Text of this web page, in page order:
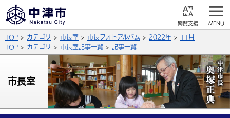
支
背景色
青 白
文字の大きさ
拡大 標準 縮小
公式SNS
X (Twitter) YouTube
サイト内検索
TOP カテゴリ 市長室 市長フォトアルバム 2022年
11月
TOP
カテゴリ 市長室記事一覧 記事一覧
市長室